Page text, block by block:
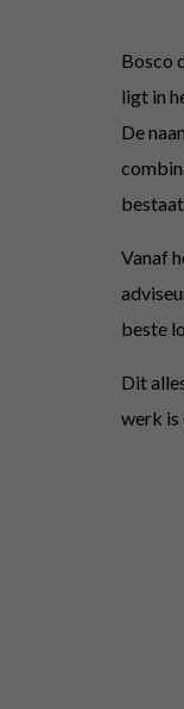
Bosco
ligt in
De
Vanaf
beste
Dit
werk is